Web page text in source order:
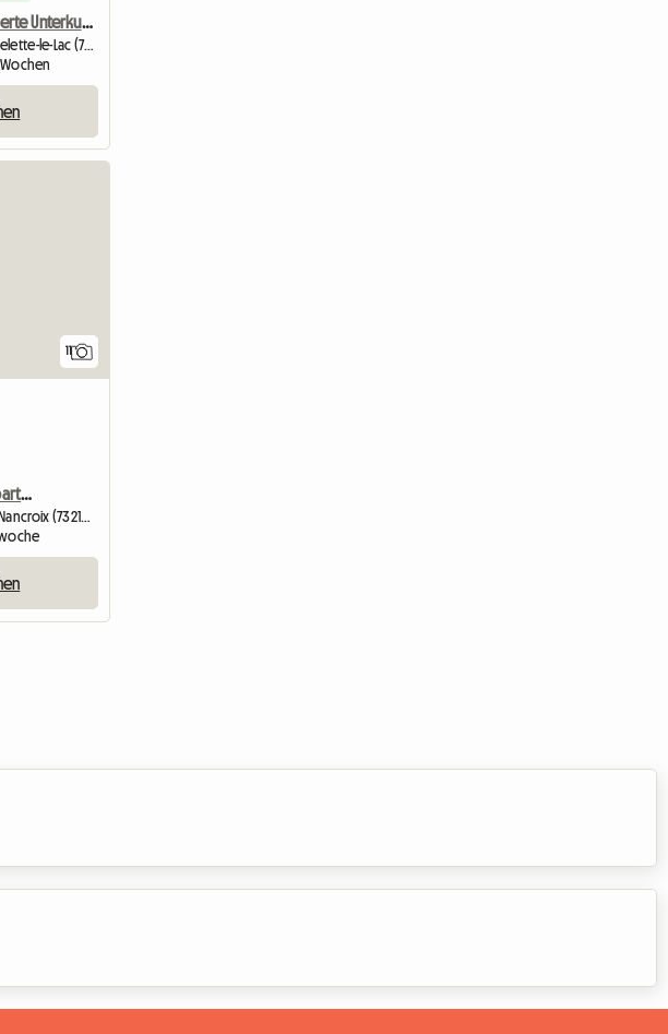
Komplett möblierte Unterkunft
Gesamte Unterkunft | Aiguebelette-le-Lac (73610) | 47 M2
Paradiski - Plan-Peisey: Apartment für 4 Personen
Gesamte Unterkunft | Peisey-Nancroix (73210) | 24 M2